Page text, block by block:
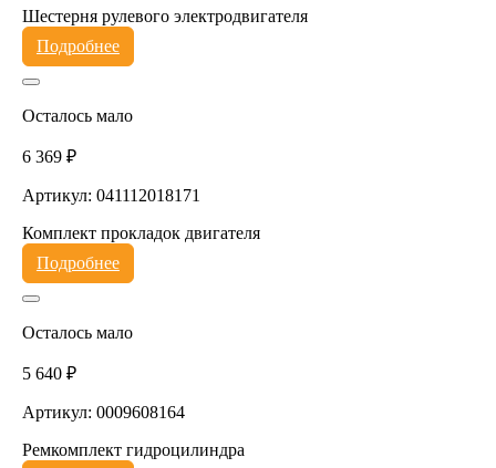
Шестерня рулевого электродвигателя
Подробнее
Осталось мало
6 369 ₽
Артикул: 041112018171
Комплект прокладок двигателя
Подробнее
Осталось мало
5 640 ₽
Артикул: 0009608164
Ремкомплект гидроцилиндра